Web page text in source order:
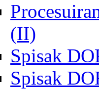
(II)
Spisak
Spisak